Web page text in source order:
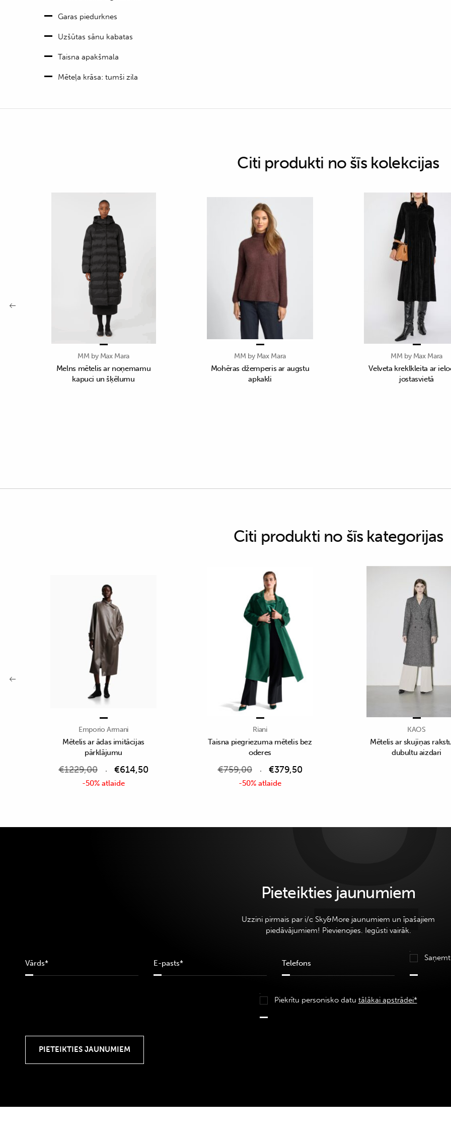
Garas piedurknes
Uzšūtas sānu kabatas
Taisna apakšmala
Mēteļa krāsa: tumši zila
Citi produkti no šīs kolekcijas
MM by Max Mara
Melns mētelis ar noņemamu
kapuci un šķēlumu
MM by Max Mara
Mohēras džemperis ar augstu
apkakli
MM by Max Mara
Velveta kreklkleita ar
jostasvietā
Citi produkti no šīs kategorijas
Emporio Armani
Mētelis ar ādas imitācijas
pārklājumu
€1229,00 €614,50
-50% atlaide
Riani
Taisna piegriezuma mētelis bez
oderes
€759,00 €379,50
-50% atlaide
KAOS
Mētelis ar skujiņas
dubultu aizdari
Pieteikties jaunumiem
Uzzini pirmais par i/c Sky&More jaunumiem un īpašajiem
piedāvājumiem! Pievienojies. Iegūsti vairāk.
Piekrītu personisko datu tālākai apstrādei*